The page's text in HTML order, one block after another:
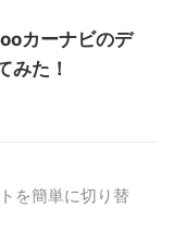
カーナビのデ
みた！
を簡単に切り替